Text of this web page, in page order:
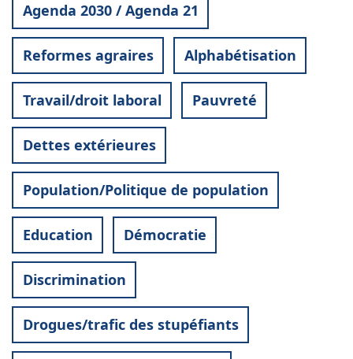
Agenda 2030 / Agenda 21
Reformes agraires Alphabétisation
Travail/droit laboral Pauvreté
Dettes extérieures
Population/Politique de population
Education Démocratie
Discrimination
Drogues/trafic des stupéfiants